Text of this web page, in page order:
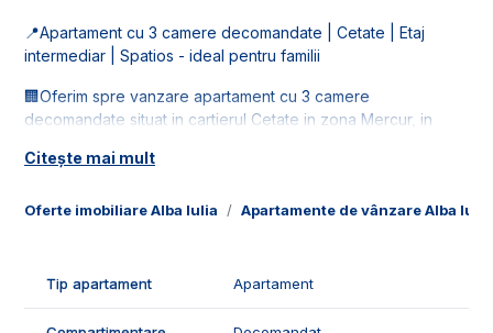
Oferte imobiliare Alba Iulia Apartamente de vânzare Alba Iulia
📍Apartament cu 3 camere decomandate | Cetate | Etaj
intermediar | Spatios - ideal pentru familii
🏢Oferim spre vanzare apartament cu 3 camere
decomandate situat in cartierul Cetate in zona Mercur, in
- 1 living;
- 1 hol;
- 2 bai;
Citește mai mult
Tip apartament Apartament